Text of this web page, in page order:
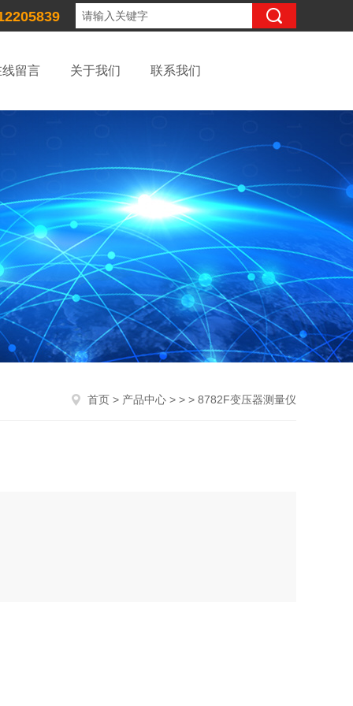
线留言 关于我们 联系我们
首页 > 产品中心 > > > 8782F变压器测量仪